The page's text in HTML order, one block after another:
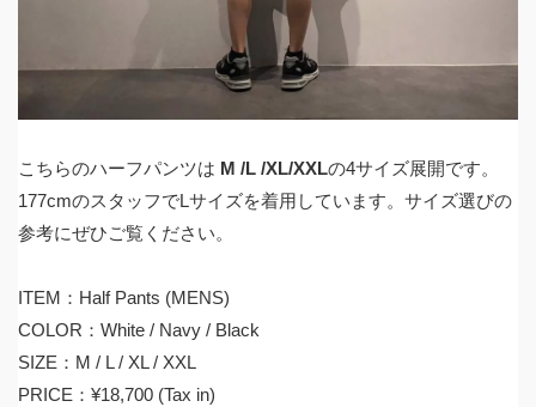
こちらのハーフパンツは M /L /XL/XXLの4サイズ展開です。
177cmのスタッフでLサイズを着用しています。サイズ選びの
参考にぜひご覧ください。
ITEM：Half Pants (MENS)
COLOR：White / Navy / Black
SIZE：M / L / XL / XXL
PRICE：¥18,700 (Tax in)